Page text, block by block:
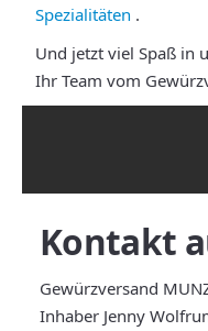
Spezialitäten .
Und jetzt viel Spaß in
Ihr Team vom
Kontakt
Gewürzversand
Inhaber Jenny